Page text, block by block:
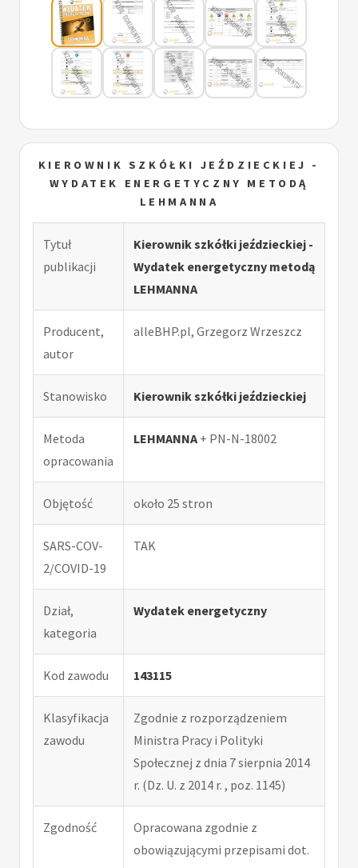
KIEROWNIK SZKÓŁKI JEŹDZIECKIEJ -
WYDATEK ENERGETYCZNY METODĄ
LEHMANNA
Tytuł
publikacji
Kierownik szkółki jeździeckiej -
Wydatek energetyczny metodą
LEHMANNA
Producent,
autor
alleBHP.pl, Grzegorz Wrzeszcz
Stanowisko Kierownik szkółki jeździeckiej
Metoda
opracowania
LEHMANNA + PN-N-18002
Objętość około 25 stron
SARS-COV-
2/COVID-19
TAK
Dział,
kategoria
Wydatek energetyczny
Kod zawodu 143115
Klasyfikacja
zawodu
Zgodnie z rozporządzeniem
Ministra Pracy i Polityki
Społecznej z dnia 7 sierpnia 2014
r. (Dz. U. z 2014 r. , poz. 1145)
Zgodność
Opracowana zgodnie z
obowiązującymi przepisami dot.